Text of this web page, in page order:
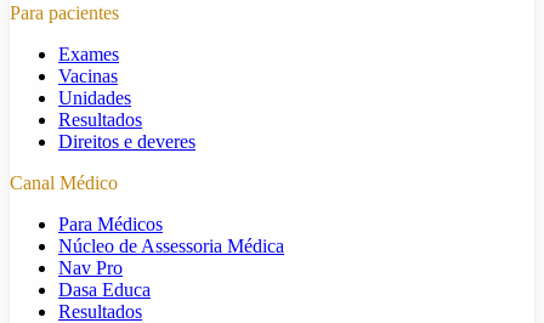
Para pacientes
Exames
Vacinas
Unidades
Resultados
Direitos e deveres
Canal Médico
Para Médicos
Núcleo de Assessoria Médica
Nav Pro
Dasa Educa
Resultados